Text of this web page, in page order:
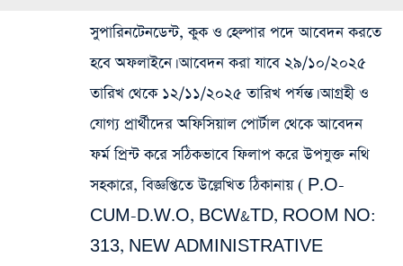
সুপারিনটেনডেন্ট, কুক ও হেল্পার পদে আবেদন করতে
হবে অফলাইনে। আবেদন করা যাবে ২৯/১০/২০২৫
তারিখ থেকে ১২/১১/২০২৫ তারিখ পর্যন্ত। আগ্রহী ও
যোগ্য প্রার্থীদের অফিসিয়াল পোর্টাল থেকে আবেদন
ফর্ম প্রিন্ট করে সঠিকভাবে ফিলাপ করে উপযুক্ত নথি
সহকারে, বিজ্ঞপ্তিতে উল্লেখিত ঠিকানায় ( P.O-
CUM-D.W.O, BCW&TD, ROOM NO:
313, NEW ADMINISTRATIVE